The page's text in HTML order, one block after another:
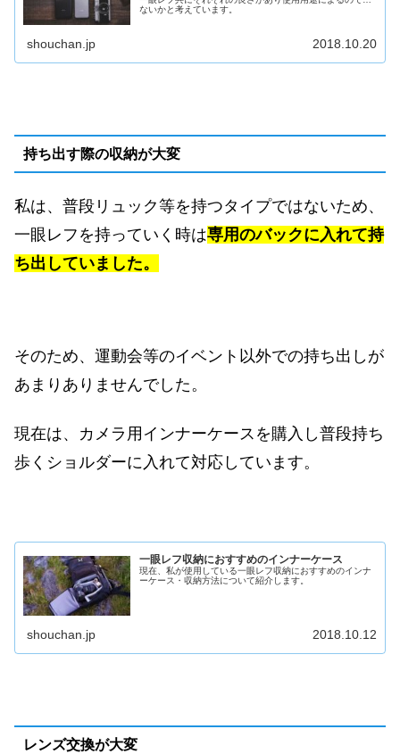
ないかと考えています。
shouchan.jp 2018.10.20
持ち出す際の収納が大変
私は、普段リュック等を持つタイプではないため、
一眼レフを持っていく時は専用のバックに入れて持
ち出していました。
そのため、運動会等のイベント以外での持ち出しが
あまりありませんでした。
現在は、カメラ用インナーケースを購入し普段持ち
歩くショルダーに入れて対応しています。
一眼レフ収納におすすめのインナーケース
現在、私が使用している一眼レフ収納におすすめのインナ
ーケース・収納方法について紹介します。
shouchan.jp 2018.10.12
レンズ交換が大変